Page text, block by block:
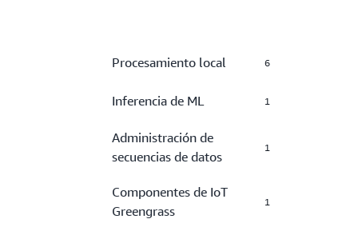
Procesamiento local 6
Inferencia de ML 1
Administración de
secuencias de datos
1
Componentes de IoT
Greengrass
1